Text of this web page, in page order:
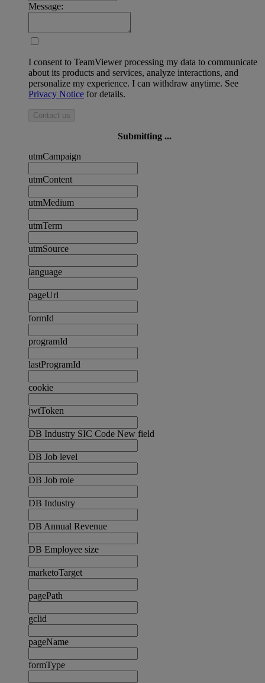
Message:
I consent to TeamViewer processing my data to communicate
about its products and services, analyze interactions, and
personalize my experience. I can withdraw anytime. See
Privacy Notice for details.
Contact us
Submitting ...
utmCampaign
utmContent
utmMedium
utmTerm
utmSource
language
pageUrl
formId
programId
lastProgramId
cookie
jwtToken
DB Industry SIC Code New field
DB Job level
DB Job role
DB Industry
DB Annual Revenue
DB Employee size
marketoTarget
pagePath
gclid
pageName
formType